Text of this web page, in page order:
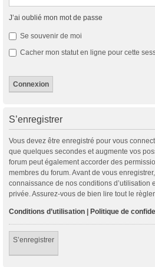
J’ai oublié mon mot de passe
Se souvenir de moi
Cacher mon statut en ligne pour cette
S’enregistrer
Vous devez être enregistré pour vous
que quelques secondes et augmente vos
forum peut également accorder des
membres du forum. Avant de vous
connaissance de nos conditions d’utilisation
privée. Assurez-vous de bien lire tout le
Conditions d’utilisation Politique de
S’enregistrer